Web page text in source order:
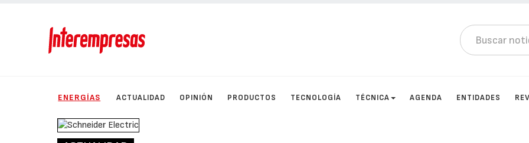
ENERGÍAS ACTUALIDAD OPINIÓN PRODUCTOS TECNOLOGÍA TÉCNICA AGENDA ENTIDADES